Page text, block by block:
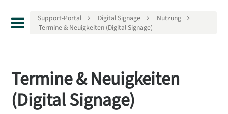
Support-Portal Digital Signage
Nutzung
Termine & Neuigkeiten (Digital Signage)
Termine & Neuigkeiten
(Digital Signage)